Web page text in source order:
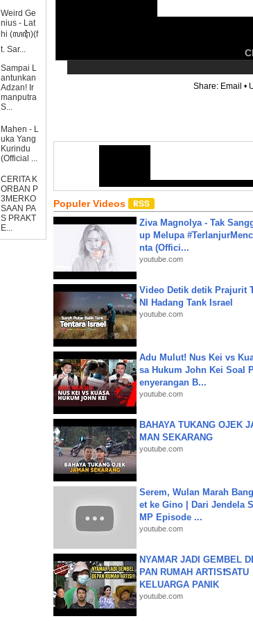
Weird Ge
nius - Lat
hi (ꦭꦛꦶ)(f
t. Sar...
Sampai L
antunkan
Adzan! Ir
manputra
S...
Mahen - L
uka Yang
Kurindu
(Official ...
CERITA K
ORBAN P
3MERKO
SAAN PA
S PRAKT
E...
Share: Email •
Populer Videos
Ziva Magnolya - Tak
up Melupa
nta (Offici...
youtube.com
Video Detik detik Prajurit
NI Hadang Tank Israel
youtube.com
Adu Mulut! Nus Kei vs
sa Hukum John Kei Soal
enyerangan B...
youtube.com
BAHAYA TUKANG OJEK
MAN SEKARANG
youtube.com
Serem, Wulan Marah Bang
et ke Gino | Dari Jendela S
MP Episode ...
youtube.com
NYAMAR JADI GEMBEL
PAN RUMAH ARTIS❗SATU
KELUARGA PANIK
youtube.com